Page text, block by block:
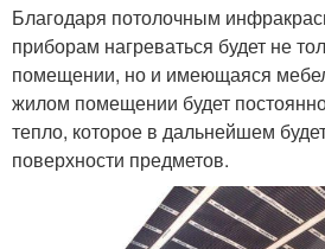
Благодаря потолочным
приборам нагреваться будет не
помещении, но и имеющаяся
жилом помещении будет
тепло, которое в дальнейшем
поверхности предметов.